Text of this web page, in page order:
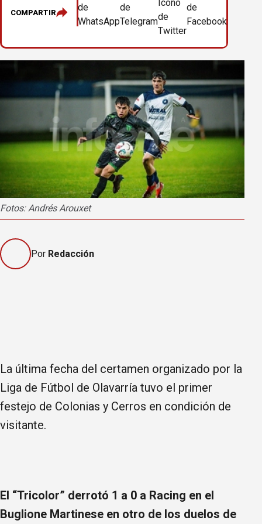
COMPARTIR
Fotos: Andrés Arouxet
Por Redacción
La última fecha del certamen organizado por la
Liga de Fútbol de Olavarría tuvo el primer
festejo de Colonias y Cerros en condición de
visitante.
El “Tricolor” derrotó 1 a 0 a Racing en el
Buglione Martinese en otro de los duelos de